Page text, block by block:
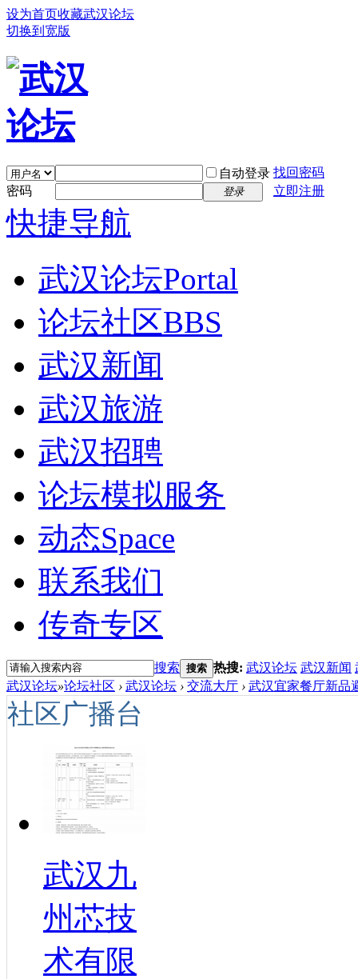
设为首页收藏武汉论坛
切换到宽版
自动登录 找回密码
密码
登录 立即注册
快捷导航
武汉论坛Portal
论坛社区BBS
武汉新闻
武汉旅游
武汉招聘
论坛模拟服务
动态Space
联系我们
传奇专区
搜索 搜索 热搜: 武汉论坛 武汉新闻
武汉论坛»论坛社区 › 武汉论坛 › 交流大厅 › 武汉宜家餐厅新品
社区广播台
武汉九
州芯技
术有限